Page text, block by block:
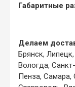
Габаритные
Делаем
Брянск,
Вологда,
Пенза, Самара,